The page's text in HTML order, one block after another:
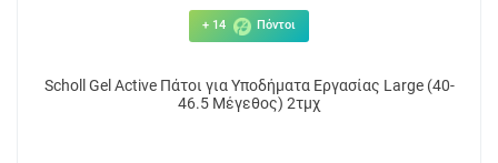
+ 14 Πόντοι
Scholl Gel Active Πάτοι για Υποδήματα Εργασίας Large (40-
46.5 Μέγεθος) 2τμχ